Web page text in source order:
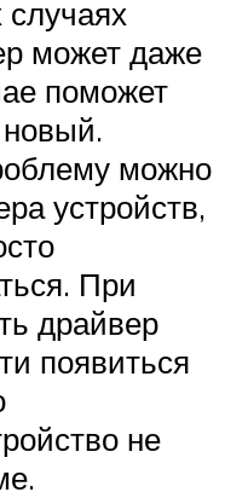
может даже
поможет
новый.
можно
устройств,
При
драйвер
появиться
не